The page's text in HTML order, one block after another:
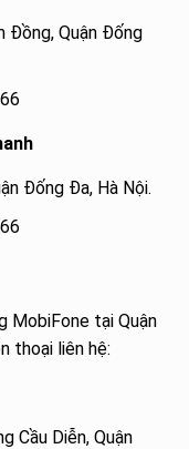
Đồng, Quận Đống
Đống Đa, Hà Nội.
MobiFone tại Quận
thoại liên hệ:
Cầu Diễn, Quận